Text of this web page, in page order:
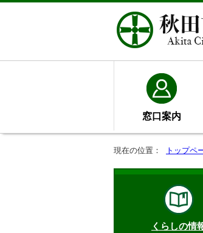
窓口案内
現在の位置： トップペ
くらしの情